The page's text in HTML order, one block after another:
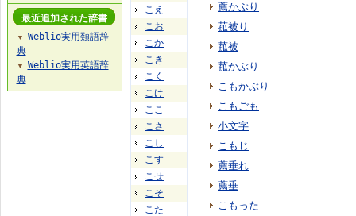
こえ
こお
こか
こき
こく
こけ
ここ
こさ
こし
こす
こせ
こそ
こた
薦かぶり
菰被り
菰被
菰かぶり
こもかぶり
こもごも
小文字
こもじ
薦垂れ
薦垂
こもった
最近追加された辞書
▼
Weblio実用類語辞
典
▼
Weblio実用英語辞
典